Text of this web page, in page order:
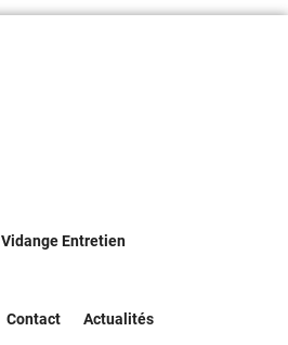
Vidange Entretien
Contact Actualités